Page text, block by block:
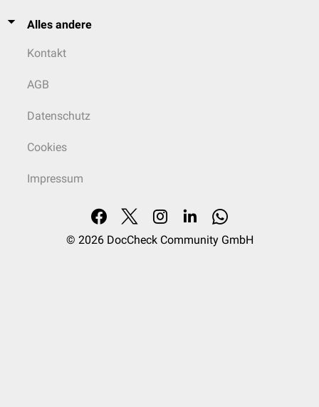
Alles andere
Kontakt
AGB
Datenschutz
Cookies
Impressum
© 2026 DocCheck Community GmbH